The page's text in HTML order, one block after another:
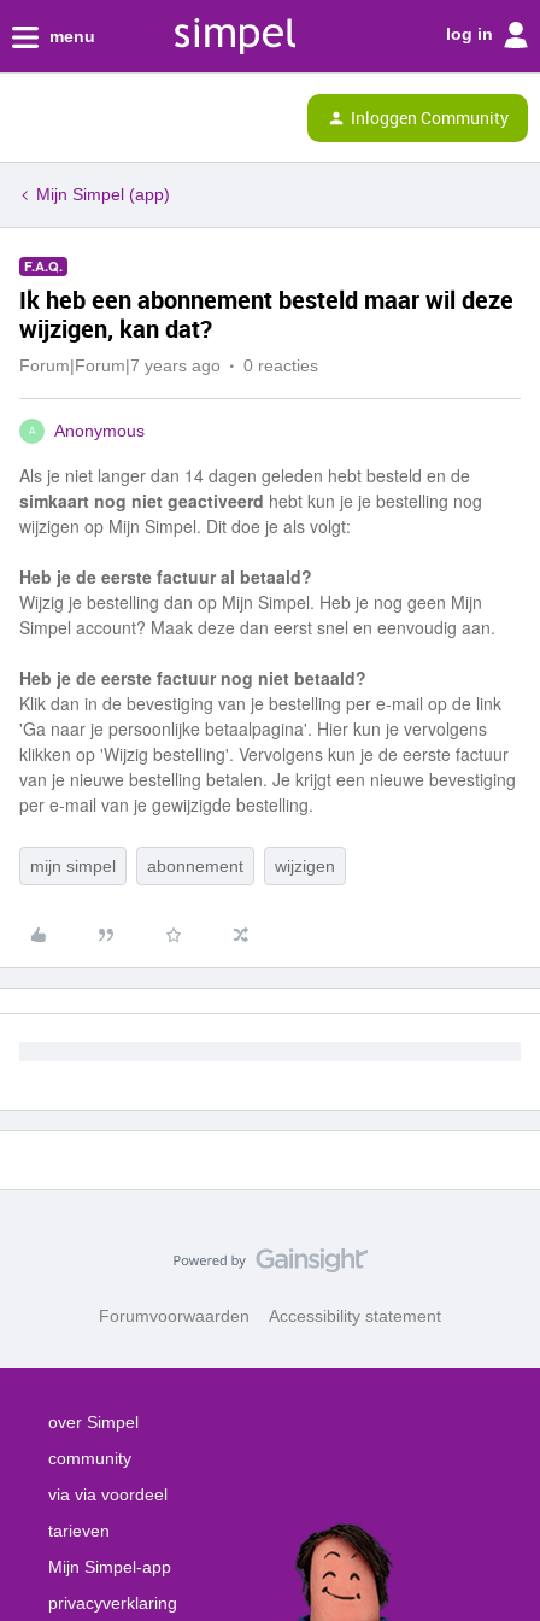
menu log in
Inloggen Community
Mijn Simpel (app)
F.A.Q.
Ik heb een abonnement besteld maar wil deze
wijzigen, kan dat?
Forum|Forum|7 years ago 0 reacties
A Anonymous
Als je niet langer dan 14 dagen geleden hebt besteld en de
simkaart nog niet geactiveerd hebt kun je je bestelling nog
wijzigen op Mijn Simpel. Dit doe je als volgt:
Heb je de eerste factuur al betaald?
Wijzig je bestelling dan op Mijn Simpel. Heb je nog geen Mijn
Simpel account? Maak deze dan eerst snel en eenvoudig aan.
Heb je de eerste factuur nog niet betaald?
Klik dan in de bevestiging van je bestelling per e-mail op de link
'Ga naar je persoonlijke betaalpagina'. Hier kun je vervolgens
klikken op 'Wijzig bestelling'. Vervolgens kun je de eerste factuur
van je nieuwe bestelling betalen. Je krijgt een nieuwe bevestiging
per e-mail van je gewijzigde bestelling.
mijn simpel abonnement wijzigen
Forumvoorwaarden Accessibility statement
over Simpel
community
via via voordeel
tarieven
Mijn Simpel-app
privacyverklaring